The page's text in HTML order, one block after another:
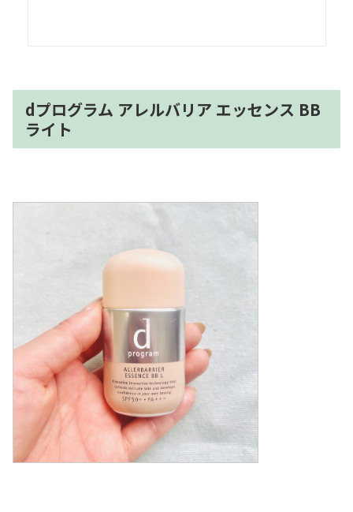
dプログラム アレルバリア エッセンス BB
ライト